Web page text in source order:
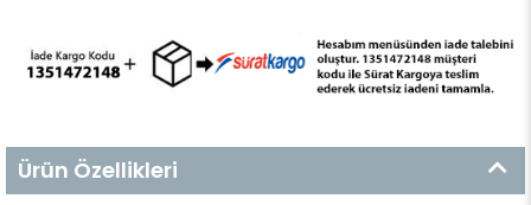
Ürün Özellikleri